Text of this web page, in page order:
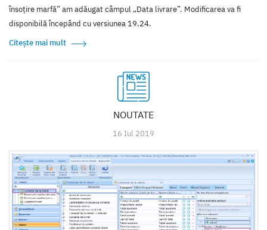
însoțire marfă” am adăugat câmpul „Data livrare”. Modificarea va fi
disponibilă începând cu versiunea 19.24.
Citește mai mult
NOUTATE
16 Iul 2019